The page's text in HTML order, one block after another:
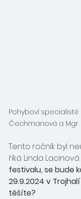
Pohyboví specialisté
Čechmanová a Mgr.
Tento ročník byl
říká Linda Lacinová.
festivalu, se bude
29.9.2024 v
těšíte?